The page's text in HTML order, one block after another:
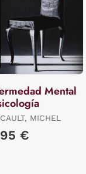
Mental
MICHEL
€